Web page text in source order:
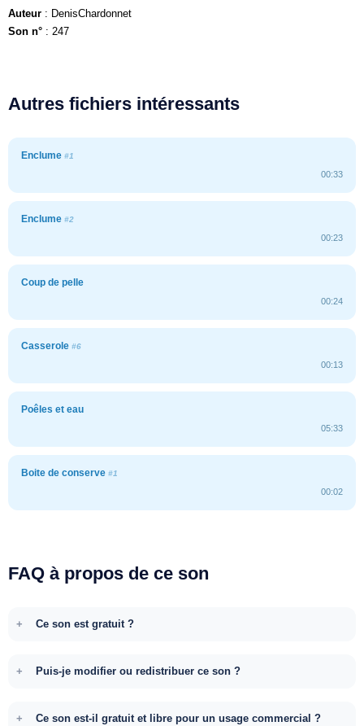
Auteur : DenisChardonnet
Son n° : 247
Autres fichiers intéressants
Enclume #1
00:33
Enclume #2
00:23
Coup de pelle
00:24
Casserole #6
00:13
Poêles et eau
05:33
Boite de conserve #1
00:02
FAQ à propos de ce son
Ce son est gratuit ?
Puis-je modifier ou redistribuer ce son ?
Ce son est-il gratuit et libre pour un usage commercial ?